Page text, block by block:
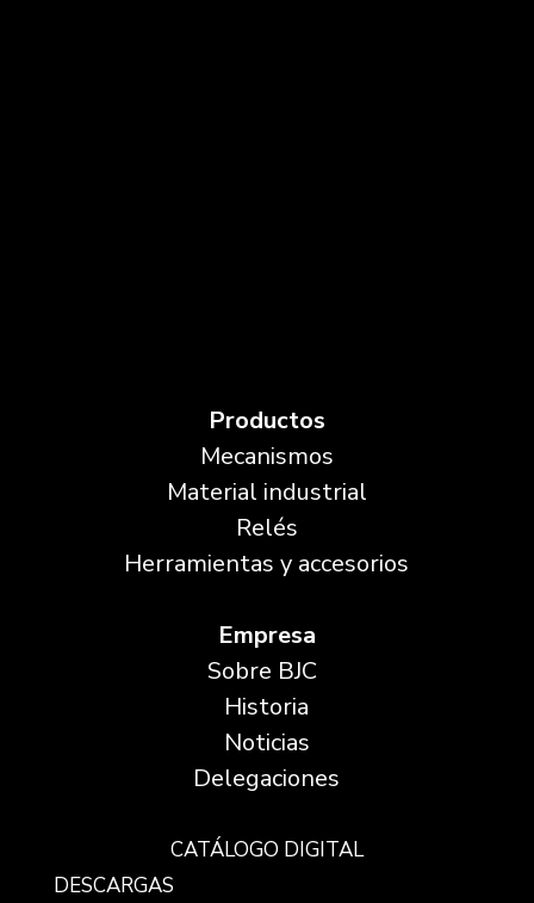
Productos
Mecanismos
Material industrial
Relés
Herramientas y accesorios
Empresa
Sobre BJC
Historia
Noticias
Delegaciones
CATÁLOGO DIGITAL
DESCARGAS